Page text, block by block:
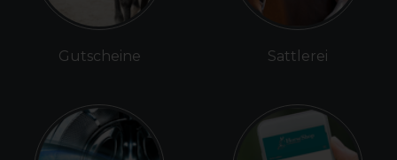
Gutscheine Sattlerei